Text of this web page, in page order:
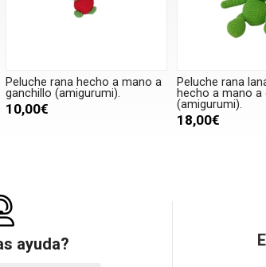
Peluche rana hecho a mano a
ganchillo (amigurumi).
10,00€
Peluche rana
hecho a mano a
(amigurumi).
18,00€
ayuda?